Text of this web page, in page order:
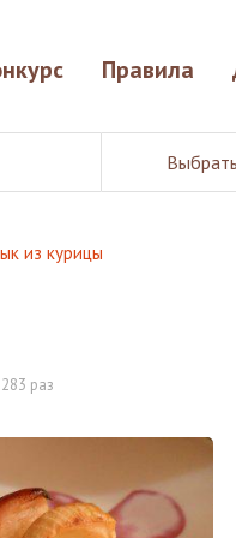
Правила
из курицы
раз